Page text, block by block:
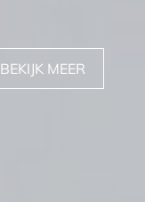
BEKIJK MEER